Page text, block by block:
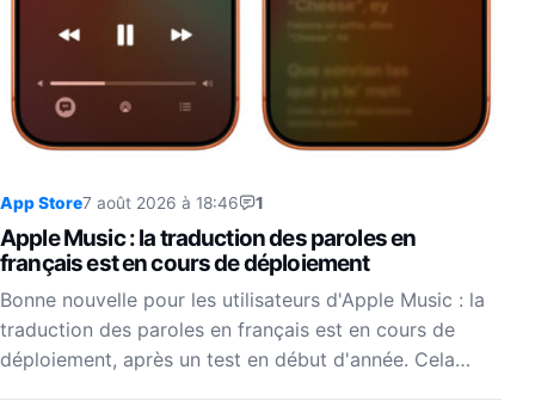
App Store7 août 2026 à 18:46 1
Apple Music : la traduction des paroles en
français est en cours de déploiement
Bonne nouvelle pour les utilisateurs d'Apple Music : la
traduction des paroles en français est en cours de
déploiement, après un test en début d'année. Cela…